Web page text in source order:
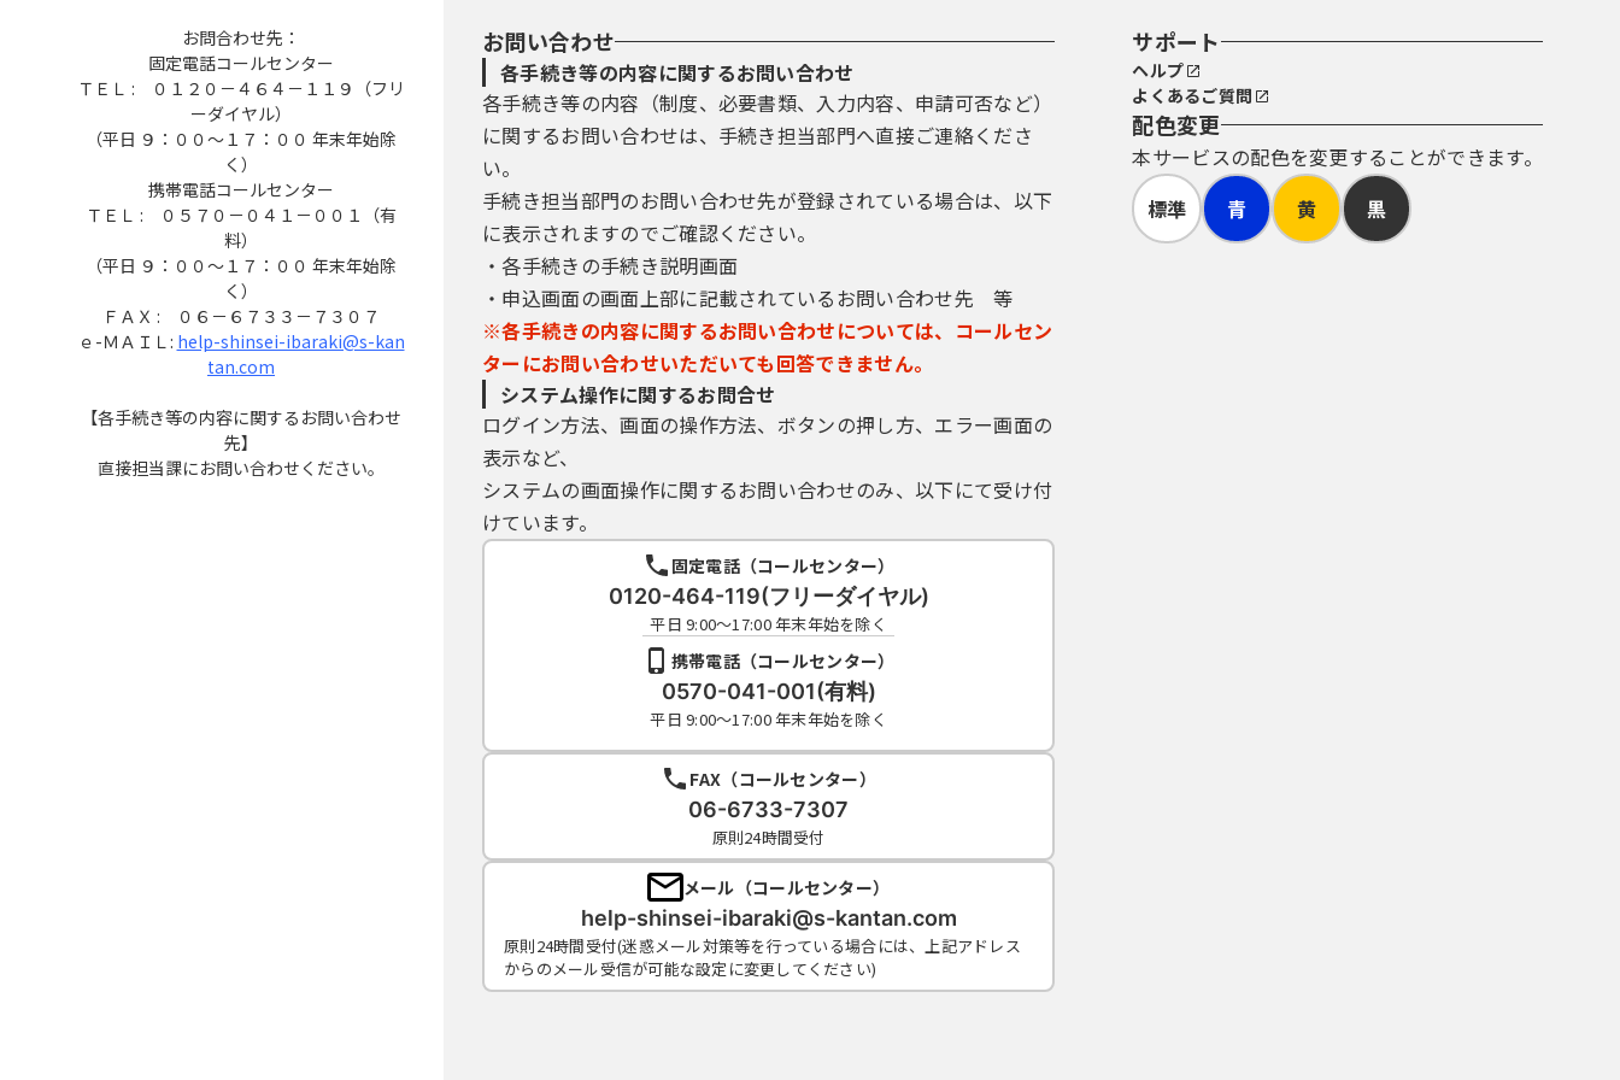
お問合わせ先：
固定電話コールセンター
ＴＥＬ : ０１２０－４６４－１１９（フリ
ーダイヤル）
（平日 ９：００～１７：００ 年末年始除
く）
携帯電話コールセンター
ＴＥＬ : ０５７０－０４１－００１（有
料）
（平日 ９：００～１７：００ 年末年始除
く）
ＦＡＸ : ０６－６７３３－７３０７
ｅ-ＭＡＩＬ: help-shinsei-ibaraki@s-kan
tan.com
【各手続き等の内容に関するお問い合わせ
先】
直接担当課にお問い合わせください。
お問い合わせ
各手続き等の内容に関するお問い合わせ
各手続き等の内容（制度、必要書類、入力内容、申請可否など）
に関するお問い合わせは、手続き担当部門へ直接ご連絡くださ
い。
手続き担当部門のお問い合わせ先が登録されている場合は、以下
に表示されますのでご確認ください。
・各手続きの手続き説明画面
・申込画面の画面上部に記載されているお問い合わせ先 等
※各手続きの内容に関するお問い合わせについては、コールセン
ターにお問い合わせいただいても回答できません。
システム操作に関するお問合せ
ログイン方法、画面の操作方法、ボタンの押し方、エラー画面の
表示など、
システムの画面操作に関するお問い合わせのみ、以下にて受け付
けています。
固定電話（コールセンター）
0120-464-119(フリーダイヤル)
平日 9:00～17:00 年末年始を除く
携帯電話（コールセンター）
0570-041-001(有料)
平日 9:00～17:00 年末年始を除く
FAX（コールセンター）
06-6733-7307
原則24時間受付
メール（コールセンター）
help-shinsei-ibaraki@s-kantan.com
原則24時間受付(迷惑メール対策等を行っている場合には、上記アドレス
からのメール受信が可能な設定に変更してください)
サポート
ヘルプ
よくあるご質問
配色変更
本サービスの配色を変更することができます。
標準
青 黄 黒